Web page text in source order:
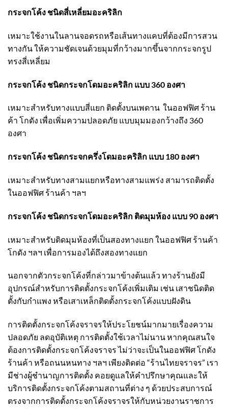
กระจกโค้ง ชนิดสี่เหลี่ยมอะคริลิก
เหมาะใช้งานในลานจอดรถหรือเส้นทางแคบที่ต้องมีการสวน
ทางกัน ให้ความชัดเจนด้วยมุมที่กว้างมากขึ้นจากกระจกรูป
ทรงสี่เหลี่ยม
กระจกโค้ง ชนิดกระจกโดมอะคริลิก แบบ360 องศา
เหมาะสำหรับทางแบบสี่แยก ติดตั้งบนเพดาน ในออฟฟิศ ร้าน
ค้า โกดัง เพื่อเพิ่มความปลอดภัย แบบมุมมองกว้างถึง 360
องศา
กระจกโค้ง ชนิดกระจกครึ่งโดมอะคริลิก แบบ 180 องศา
เหมาะสำหรับทางสามแยกหรือทางสามแพร่ง สามารถติดตั้ง
ในออฟฟิศ ร้านค้า ฯลฯ
กระจกโค้ง ชนิดกระจกโดมอะคริลิก ติดมุมห้อง แบบ 90 องศา
เหมาะสำหรับติดมุมห้องที่เป็นสองทางแยก ในออฟฟิศ ร้านค้า
โกดัง ฯลฯ เพื่อการมองได้ถึงสองทางแยก
นอกจากตัวกระจกโค้งที่กล่าวมาข้างต้นแล้ว ทางร้านยังมี
อุปกรณ์สำหรับการติดตั้งกระจกโค้งเพิ่มเติม เช่น เสาชนิดติด
ตั้งกับกำแพง หรือเสาเหล็กติดตั้งกระจกโค้งแบบฝังดิน
การติดตั้งกระจกโค้งจราจรให้ประโยชน์มากมายเรื่องความ
ปลอดภัย ลดอุบัติเหตุ การติดตั้งใช้เวลาไม่นาน หากคุณสนใจ
ต้องการติดตั้งกระจกโค้งจราจร ไม่ว่าจะเป็นในออฟฟิศ โกดัง
ร้านค้า หรือถนนหนทาง ฯลฯ เพียงติดต่อ “ร้านไทยจราจร” เรา
มีช่างผู้ชำนาญการติดตั้ง คอยดูแลให้คำปรึกษาคุณและให้
บริการติดตั้งกระจกโค้งตามสถานที่ต่าง ๆ ด้วยประสบการณ์
ตรงจากการติดตั้งกระจกโค้งจราจรให้กับหน่วยงานราชการ